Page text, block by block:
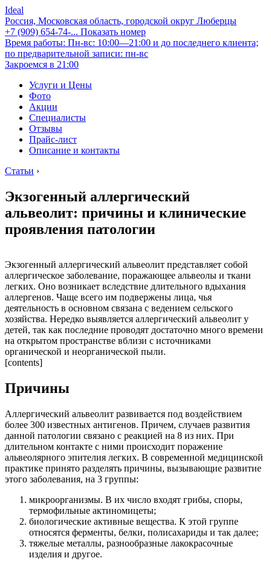
Ideal
Россия, Московская область, городской округ Люберцы
+7 (909) 654-74-... Показать номер
Время работы: Пн-вс: 10:00—21:00 и до последнего клиента;
по предварительной записи: пн-вс
Закроемся в 21:00
Услуги и Цены
Фото
Акции
Специалисты
Отзывы
Прайс-лист
Описание и контакты
Статьи ›
Экзогенный аллергический
альвеолит: причины и клинические
проявления патологии
Экзогенный аллергический альвеолит представляет собой
аллергическое заболевание, поражающее альвеолы и ткани
легких. Оно возникает вследствие длительного вдыхания
аллергенов. Чаще всего им подвержены лица, чья
деятельность в основном связана с ведением сельского
хозяйства. Нередко выявляется аллергический альвеолит у
детей, так как последние проводят достаточно много времени
на открытом пространстве вблизи с источниками
органической и неорганической пыли.
[contents]
Причины
Аллергический альвеолит развивается под воздействием
более 300 известных антигенов. Причем, случаев развития
данной патологии связано с реакцией на 8 из них. При
длительном контакте с ними происходит поражение
альвеолярного эпителия легких. В современной медицинской
практике принято разделять причины, вызывающие развитие
этого заболевания, на 3 группы:
микроорганизмы. В их число входят грибы, споры,
термофильные актиномицеты;
биологические активные вещества. К этой группе
относятся ферменты, белки, полисахариды и так далее;
тяжелые металлы, разнообразные лакокрасочные
изделия и другое.